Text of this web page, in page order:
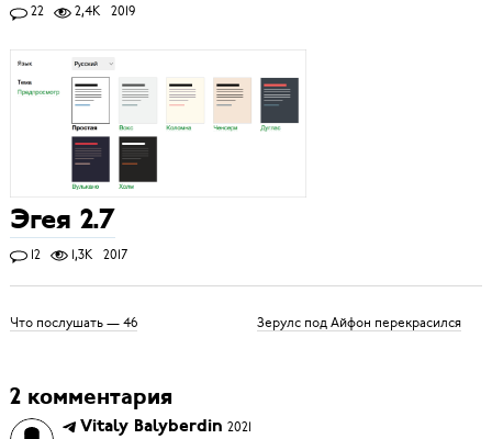
22 2,4K 2019
Эгея 2.7
12 1,3K 2017
Что послушать — 46 Зерулс под Айфон перекрасился
2 комментария
Vitaly Balyberdin 2021